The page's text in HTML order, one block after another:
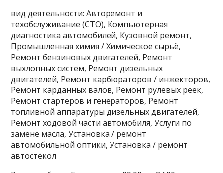
вид деятельности: Авторемонт и
техобслуживание (СТО), Компьютерная
диагностика автомобилей, Кузовной ремонт,
Промышленная химия / Химическое сырьё,
Ремонт бензиновых двигателей, Ремонт
выхлопных систем, Ремонт дизельных
двигателей, Ремонт карбюраторов / инжекторов,
Ремонт карданных валов, Ремонт рулевых реек,
Ремонт стартеров и генераторов, Ремонт
топливной аппаратуры дизельных двигателей,
Ремонт ходовой части автомобиля, Услуги по
замене масла, Установка / ремонт
автомобильной оптики, Установка / ремонт
автостёкол